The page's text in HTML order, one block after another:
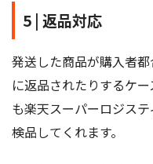
5 | 返品対応
発送した商品が購入者
に返品されたりするケ
も楽天スーパーロジス
検品してくれます。